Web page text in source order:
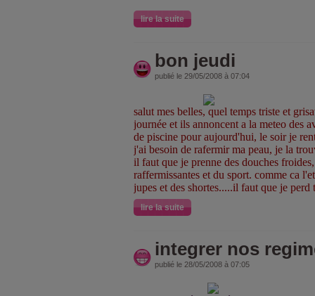
lire la suite
bon jeudi
publié le 29/05/2008 à 07:04
salut mes belles, quel temps triste et
journée et ils annoncent a la meteo des
de piscine pour aujourd'hui, le soir je
j'ai besoin de rafermir ma peau, je la
il faut que je prenne des douches
raffermissantes et du sport. comme ca
jupes et des shortes.....il faut que je
lire la suite
integrer nos
publié le 28/05/2008 à 07:05